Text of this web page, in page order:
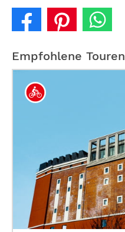
Empfohlene Touren